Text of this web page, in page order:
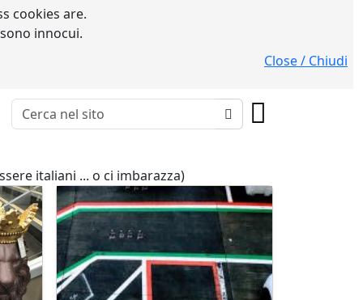
cookies are.
innocui.
Close / Chiudi
italiani ... o ci imbarazza)